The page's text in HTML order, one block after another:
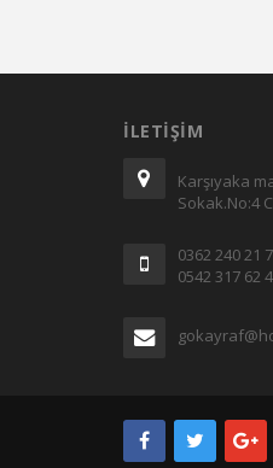
İLETIŞIM
Karşıyaka
Sokak.No:4
0362 240 21
0542 317 62